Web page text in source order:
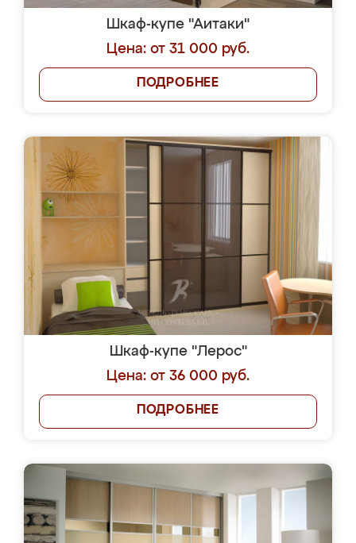
Шкаф-купе "Аитаки"
Цена: от 31 000 руб.
ПОДРОБНЕЕ
Шкаф-купе "Лерос"
Цена: от 36 000 руб.
ПОДРОБНЕЕ